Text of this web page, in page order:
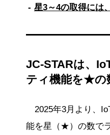
星3～4の取得には
JC-STARは、
ティ機能を★の
2025年3月より、
能を星（★）の数で